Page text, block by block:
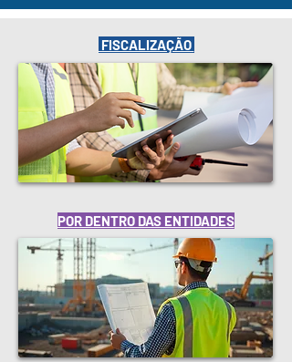
FISCALIZAÇÃO
POR DENTRO DAS ENTIDADES